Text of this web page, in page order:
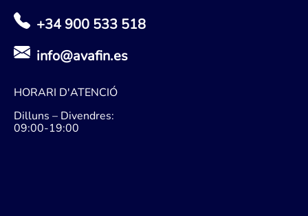
+34 900 533 518
info@avafin.es
HORARI D'ATENCIÓ
Dilluns – Divendres:
09:00-19:00